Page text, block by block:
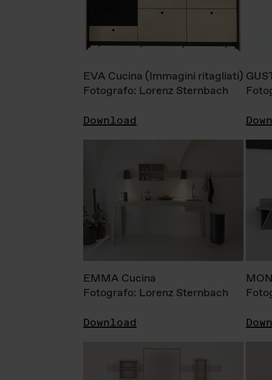
EVA Cucina (Immagini ritagliati)
Fotografo: Lorenz Sternbach
Download
EMMA Cucina
Fotografo: Lorenz Sternbach
Download